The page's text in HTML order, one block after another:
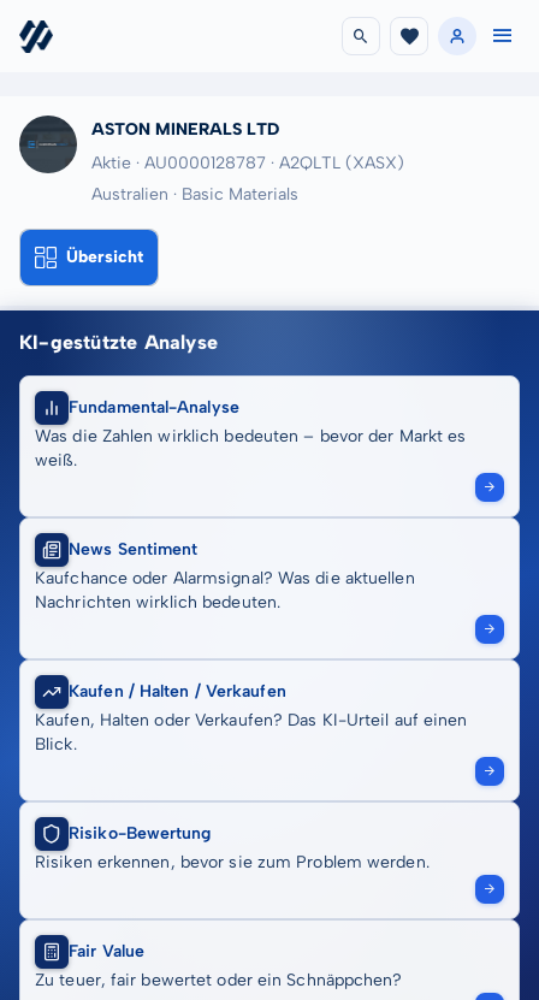
ASTON MINERALS LTD
Aktie · AU0000128787 · A2QLTL (XASX)
Australien · Basic Materials
Übersicht
KI-gestützte Analyse
Fundamental-Analyse
Was die Zahlen wirklich bedeuten – bevor der Markt es
weiß.
News Sentiment
Kaufchance oder Alarmsignal? Was die aktuellen
Nachrichten wirklich bedeuten.
Kaufen / Halten / Verkaufen
Kaufen, Halten oder Verkaufen? Das KI-Urteil auf einen
Blick.
Risiko-Bewertung
Risiken erkennen, bevor sie zum Problem werden.
Fair Value
Zu teuer, fair bewertet oder ein Schnäppchen?